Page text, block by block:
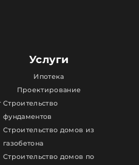
Услуги
Ипотека
Проектирование
Строительство
фундаментов
Строительство домов из
газобетона
Строительство домов по